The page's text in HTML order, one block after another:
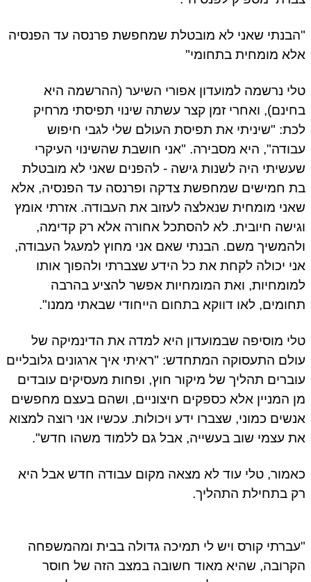
"הבנתי שאני לא מובטלת שמחפשת פרנסה עד הפנסיה
אלא מומחית בתחומי"
טלי נרשמה למועדון אפורי השיער (ההרשמה היא
בחינם), ואחרי זמן קצר עשתה שינוי תפיסתי מרחיק
לכת: "שיניתי את תפיסת העולם שלי לגבי חיפוש
עבודה", היא מסבירה. "אני חושבת שהשינוי העיקרי
שעשיתי היה לשנות גישה - להפנים שאני לא מובטלת
בת חמישים שמחפשת צדקה ופרנסה עד הפנסיה, אלא
שאני מומחית שנאלצה לעזוב את העבודה. אזרתי אומץ
וגישה חיובית. לא להסתכל אחורה אלא רק קדימה,
ולהמשיך משם. הבנתי שאם אני מחוץ למעגל העבודה,
אני יכולה לקחת את כל הידע שצברתי ולהפוך אותו
למומחיות, ואת המומחיות אפשר להציע בהרבה
תחומים, לאו דווקא בתחום הייחודי שבאתי ממנו".
טלי מוסיפה שבמועדון היא למדה את הדינמיקה של
עולם התעסוקה המתחדש: "ראיתי איך ארגונים גלובליים
עוברים תהליך של מיקור חוץ, ופחות מעסיקים עובדים
מן המניין אלא כספקים חיצוניים, ושהם בעצם מחפשים
אנשים כמוני, שצברו ידע ויכולות. עכשיו אני רוצה למצוא
את עצמי שוב בעשייה, אבל גם ללמוד משהו חדש".
כאמור, טלי עוד לא מצאה מקום עבודה חדש אבל היא
רק בתחילת התהליך.
"עברתי קורס ויש לי תמיכה גדולה בבית ומהמשפחה
הקרובה, שהיא מאוד חשובה במצב הזה של חוסר